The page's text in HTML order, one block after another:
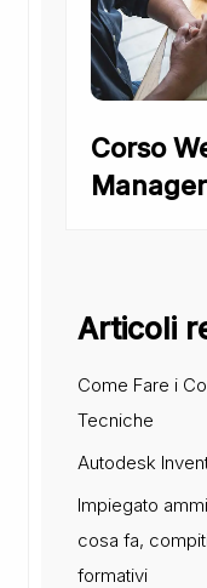
Corso
Manager
Articoli
Come Fare i
Tecniche
Autodesk
Impiegato
cosa fa,
formativi